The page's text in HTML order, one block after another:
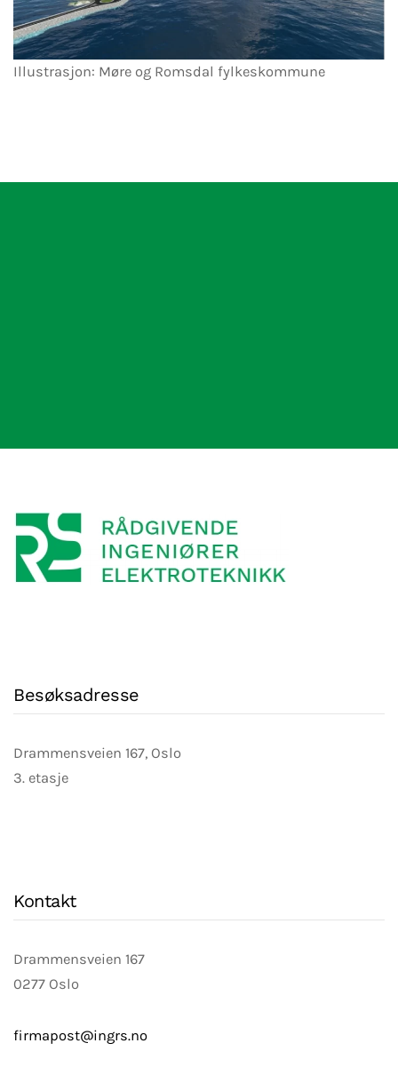
Illustrasjon: Møre og Romsdal fylkeskommune
Besøksadresse
Drammensveien 167, Oslo
3. etasje
Kontakt
Drammensveien 167
0277 Oslo
firmapost@ingrs.no